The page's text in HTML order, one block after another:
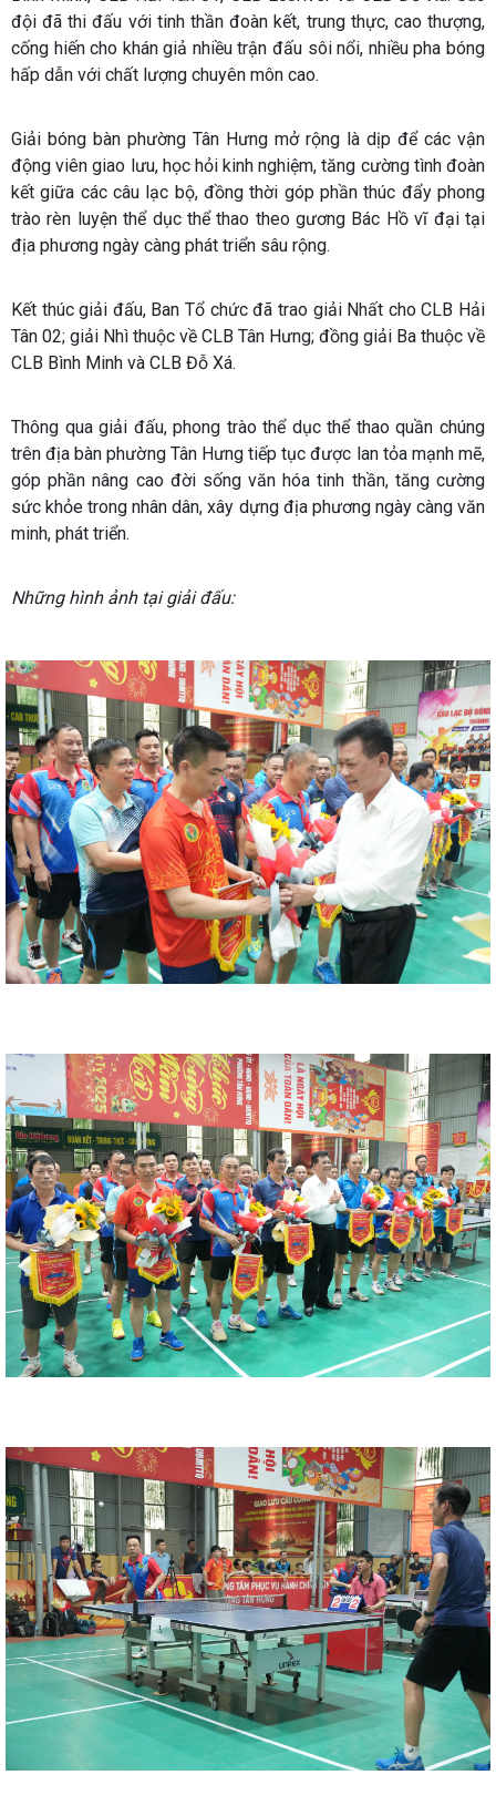
đội đã thi đấu với tinh thần đoàn kết, trung thực, cao thượng,
cống hiến cho khán giả nhiều trận đấu sôi nổi, nhiều pha bóng
hấp dẫn với chất lượng chuyên môn cao.
Giải bóng bàn phường Tân Hưng mở rộng là dịp để các vận
động viên giao lưu, học hỏi kinh nghiệm, tăng cường tình đoàn
kết giữa các câu lạc bộ, đồng thời góp phần thúc đẩy phong
trào rèn luyện thể dục thể thao theo gương Bác Hồ vĩ đại tại
địa phương ngày càng phát triển sâu rộng.
Kết thúc giải đấu, Ban Tổ chức đã trao giải Nhất cho CLB Hải
Tân 02; giải Nhì thuộc về CLB Tân Hưng; đồng giải Ba thuộc về
CLB Bình Minh và CLB Đỗ Xá.
Thông qua giải đấu, phong trào thể dục thể thao quần chúng
trên địa bàn phường Tân Hưng tiếp tục được lan tỏa mạnh mẽ,
góp phần nâng cao đời sống văn hóa tinh thần, tăng cường
sức khỏe trong nhân dân, xây dựng địa phương ngày càng văn
minh, phát triển.
Những hình ảnh tại giải đấu: